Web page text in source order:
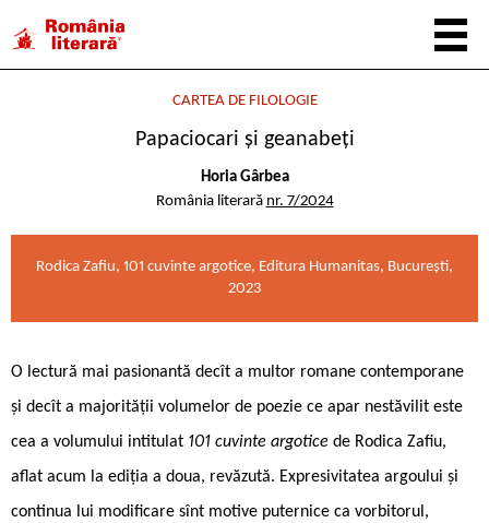
CARTEA DE FILOLOGIE
Papaciocari și geanabeți
Horia Gârbea
România literară nr. 7/2024
Rodica Zafiu, 101 cuvinte argotice, Editura Humanitas, București,
2023
O lectură mai pasionantă decît a multor romane contemporane
și decît a majorității volumelor de poezie ce apar nestăvilit este
cea a volumului intitulat 101 cuvinte argotice de Rodica Zafiu,
aflat acum la ediția a doua, revăzută. Expresivitatea argoului și
continua lui modificare sînt motive puternice ca vorbitorul,